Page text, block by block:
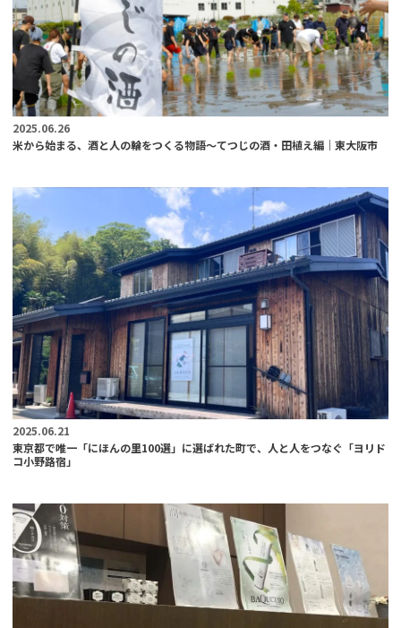
2025.06.26
米から始まる、酒と人の輪をつくる物語～てつじの酒・田植え編｜東大阪市
2025.06.21
東京都で唯一「にほんの里100選」に選ばれた町で、人と人をつなぐ「ヨリド
コ小野路宿」